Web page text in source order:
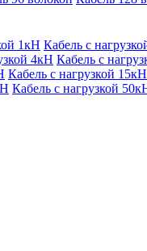
1кН Кабель с
4кН Кабель с
Кабель с нагрузкой 15кН
Кабель с нагрузкой